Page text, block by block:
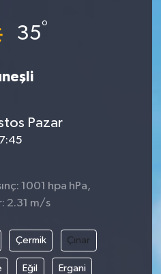
35°
Pazar
1001 hpa hPa,
2.31 m/s
Çermik Çınar
Eğil Ergani